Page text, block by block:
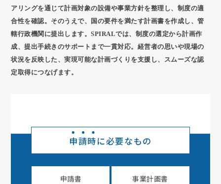
アリングを通じて計画対象の設備や事業方針を整理し、制度の適
合性を確認。そのうえで、国の要件を満たす計画書を作成し、管
轄行政機関に提出します。SPIRALでは、制度の選定から計画作
成、提出手続きのサポートまで一貫対応。経営者の思いや現場の
状況を反映した、実現可能な計画づくりを支援し、スムーズな認
定取得につなげます。
申請時に必要なもの
申請書 事業計画書